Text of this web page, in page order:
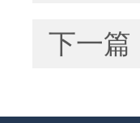
下一篇